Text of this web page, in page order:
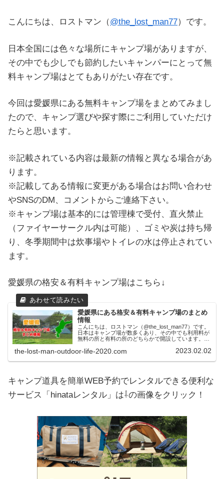
こんにちは、ロストマン（@the_lost_man77）です。
日本全国には色々な場所にキャンプ場がありますが、
その中でも少しでも節約したいキャンパーにとって無
料キャンプ場はとてもありがたい存在です。
今回は愛媛県にある無料キャンプ場をまとめてみまし
たので、キャンプ選びや探す際にご利用していただけ
たらと思います。
※記載されている内容は最新の情報と異なる場合があ
ります。
※記載してある情報に変更がある場合はお問い合わせ
やSNSのDM、コメントからご連絡下さい。
※キャンプ場は基本的には管理棟で受付、直火禁止
（ファイヤーサークル内は可能）、ゴミや炭は持ち帰
り、冬季期間中は炊事場やトイレの水は停止されてい
ます。
愛媛県の格安＆有料キャンプ場はこちら↓
愛媛県にある格安＆有料キャンプ場のまとめ
情報
こんにちは、ロストマン（@the_lost_man77）です。
日本はキャンプ場が数多くあり、その中でも利用料が
無料の所と有料の所のどちらかで開設しています。無
きるので、年間でキャンプの回数が多...
the-lost-man-outdoor-life-2020.com 2023.02.02
キャンプ道具を簡単WEB予約でレンタルできる便利な
サービス「hinataレンタル」は⇩の画像をクリック！